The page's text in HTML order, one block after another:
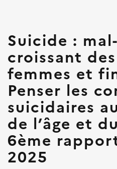
Suicide :
croissant
femmes et
Penser les
suicidaires
de l’âge et
6ème
2025